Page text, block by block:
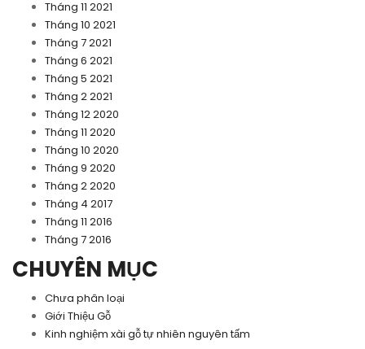
Tháng 11 2021
Tháng 10 2021
Tháng 7 2021
Tháng 6 2021
Tháng 5 2021
Tháng 2 2021
Tháng 12 2020
Tháng 11 2020
Tháng 10 2020
Tháng 9 2020
Tháng 2 2020
Tháng 4 2017
Tháng 11 2016
Tháng 7 2016
CHUYÊN MỤC
Chưa phân loại
Giới Thiệu Gỗ
Kinh nghiệm xài gỗ tự nhiên nguyên tấm